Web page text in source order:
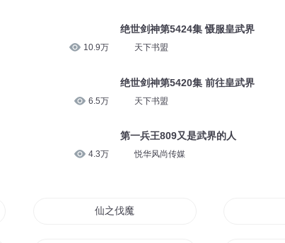
10.9万
6.5万
4.3万
绝世剑神第5424集 慑服皇武界
天下书盟
绝世剑神第5420集 前往皇武界
天下书盟
第一兵王809又是武界的人
悦华风尚传媒
仙之伐魔